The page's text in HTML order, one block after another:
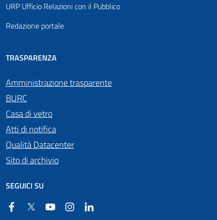
URP Ufficio Relazioni con il Pubblico
Redazione portale
TRASPARENZA
Amministrazione trasparente
BURC
Casa di vetro
Atti di notifica
Qualità Datacenter
Sito di archivio
SEGUICI SU
FacebookTwitter YouTube Instagram